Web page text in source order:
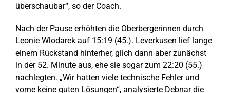
überschaubar“, so der Coach.
Nach der Pause erhöhten die Oberbergerinnen durch
Leonie Wlodarek auf 15:19 (45.). Leverkusen lief lange
einem Rückstand hinterher, glich dann aber zunächst
in der 52. Minute aus, ehe sie sogar zum 22:20 (55.)
nachlegten. „Wir hatten viele technische Fehler und
vorne keine guten Lösungen“, analysierte Debnar die